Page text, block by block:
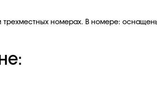
номерах. В номере: